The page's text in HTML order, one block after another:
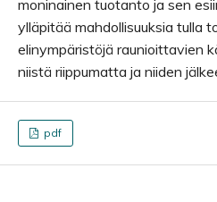
moninainen tuotanto ja sen
ylläpitää mahdollisuuksia tulla
elinympäristöjä raunioittavien
niistä riippumatta ja niiden
pdf